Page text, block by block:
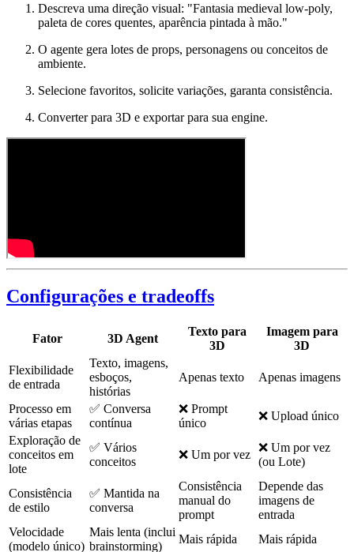
Descreva uma direção visual: "Fantasia medieval low-poly,
paleta de cores quentes, aparência pintada à mão."
O agente gera lotes de props, personagens ou conceitos de
ambiente.
Selecione favoritos, solicite variações, garanta consistência.
Converter para 3D e exportar para sua engine.
Configurações e tradeoffs
Fator 3D Agent
Texto para
3D
Imagem para
3D
Flexibilidade
de entrada
Texto, imagens,
esboços,
histórias
Apenas texto Apenas imagens
Processo em
várias etapas
✅ Conversa
contínua
❌ Prompt
único
❌ Upload único
Exploração de
conceitos em
lote
✅ Vários
conceitos
❌ Um por vez
❌ Um por vez
(ou Lote)
Consistência
de estilo
✅ Mantida na
conversa
Consistência
manual do
prompt
Depende das
imagens de
entrada
Velocidade
(modelo único)
Mais lenta (inclui
brainstorming)
Mais rápida Mais rápida